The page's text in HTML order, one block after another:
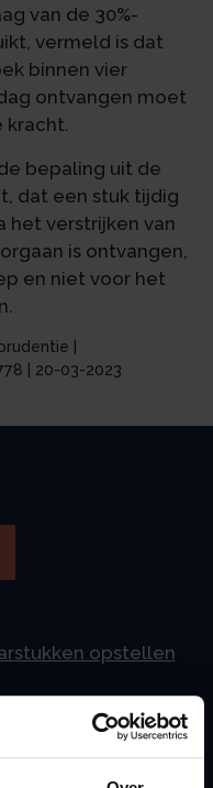
van de 30%-
vermeld is dat
binnen vier
ontvangen moet
kracht.
bepaling uit de
dat een stuk tijdig
het verstrijken van
is ontvangen,
en niet voor het
|
| 20-03-2023
opstellen
van de BV